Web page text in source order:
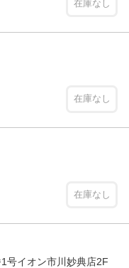
在庫なし
在庫なし
在庫なし
イオン市川妙典店2F